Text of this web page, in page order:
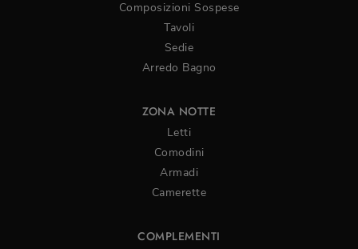
Composizioni Sospese
Tavoli
Sedie
Arredo Bagno
ZONA NOTTE
Letti
Comodini
Armadi
Camerette
COMPLEMENTI